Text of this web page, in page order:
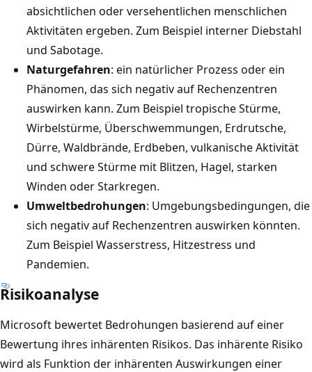
absichtlichen oder versehentlichen menschlichen
Aktivitäten ergeben. Zum Beispiel interner Diebstahl
und Sabotage.
Naturgefahren: ein natürlicher Prozess oder ein
Phänomen, das sich negativ auf Rechenzentren
auswirken kann. Zum Beispiel tropische Stürme,
Wirbelstürme, Überschwemmungen, Erdrutsche,
Dürre, Waldbrände, Erdbeben, vulkanische Aktivität
und schwere Stürme mit Blitzen, Hagel, starken
Winden oder Starkregen.
Umweltbedrohungen: Umgebungsbedingungen, die
sich negativ auf Rechenzentren auswirken könnten.
Zum Beispiel Wasserstress, Hitzestress und
Pandemien.
Risikoanalyse
Microsoft bewertet Bedrohungen basierend auf einer
Bewertung ihres inhärenten Risikos. Das inhärente Risiko
wird als Funktion der inhärenten Auswirkungen einer